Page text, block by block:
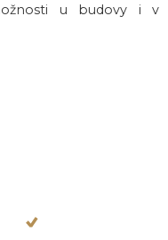
u budovy i v